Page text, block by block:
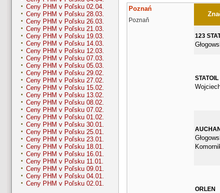
Ceny PHM v Poľsku 02.04.
Ceny PHM v Poľsku 28.03.
Ceny PHM v Poľsku 26.03.
Ceny PHM v Poľsku 21.03.
Ceny PHM v Poľsku 19.03.
Ceny PHM v Poľsku 14.03.
Ceny PHM v Poľsku 12.03.
Ceny PHM v Poľsku 07.03.
Ceny PHM v Poľsku 05.03.
Ceny PHM v Poľsku 29.02.
Ceny PHM v Poľsku 27.02.
Ceny PHM v Poľsku 15.02.
Ceny PHM v Poľsku 13.02.
Ceny PHM v Poľsku 08.02.
Ceny PHM v Poľsku 07.02.
Ceny PHM v Poľsku 01.02.
Ceny PHM v Poľsku 30.01.
Ceny PHM v Poľsku 25.01.
Ceny PHM v Poľsku 23.01.
Ceny PHM v Poľsku 18.01.
Ceny PHM v Poľsku 16.01.
Ceny PHM v Poľsku 11.01.
Ceny PHM v Poľsku 09.01.
Ceny PHM v Poľsku 04.01.
Ceny PHM v Poľsku 02.01.
Poznań
Poznaň
123
STATOIL
ORLEN